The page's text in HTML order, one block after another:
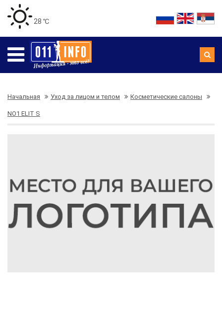
28 ℃
Начальная Уход за лицом и телом Косметические салоны
NO1 ELIT S